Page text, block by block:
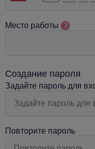
Место работы ?
Создание пароля
Задайте пароль для
Повторите пароль